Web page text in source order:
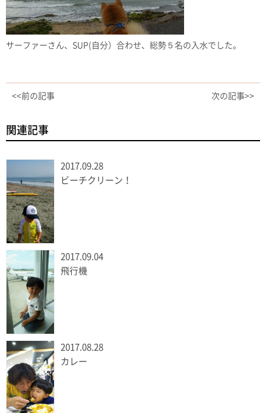
サーファーさん、SUP(自分）合わせ、総勢５名の入水でした。
<<前の記事 次の記事>>
関連記事
2017.09.28
ビーチクリーン！
2017.09.04
飛行機
2017.08.28
カレー